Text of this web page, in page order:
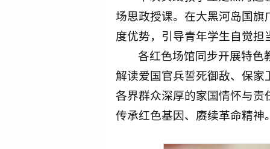
场思政授课。在大黑河岛国
度优势，引导青年学生自觉担
各红色场馆同步开展特色
解读爱国官兵誓死御敌、保
各界群众深厚的家国情怀与
传承红色基因、赓续革命精神